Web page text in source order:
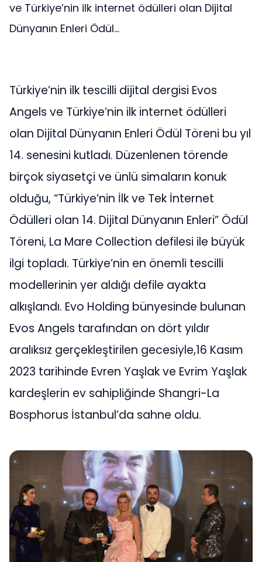
ve Türkiye’nin ilk internet ödülleri olan Dijital
Dünyanın Enleri Ödül...
Türkiye’nin ilk tescilli dijital dergisi Evos
Angels ve Türkiye’nin ilk internet ödülleri
olan Dijital Dünyanın Enleri Ödül Töreni bu yıl
14. senesini kutladı. Düzenlenen törende
birçok siyasetçi ve ünlü simaların konuk
olduğu, “Türkiye’nin İlk ve Tek İnternet
Ödülleri olan 14. Dijital Dünyanın Enleri” Ödül
Töreni, La Mare Collection defilesi ile büyük
ilgi topladı. Türkiye’nin en önemli tescilli
modellerinin yer aldığı defile ayakta
alkışlandı. Evo Holding bünyesinde bulunan
Evos Angels tarafından on dört yıldır
aralıksız gerçekleştirilen gecesiyle,16 Kasım
2023 tarihinde Evren Yaşlak ve Evrim Yaşlak
kardeşlerin ev sahipliğinde Shangri-La
Bosphorus İstanbul’da sahne oldu.